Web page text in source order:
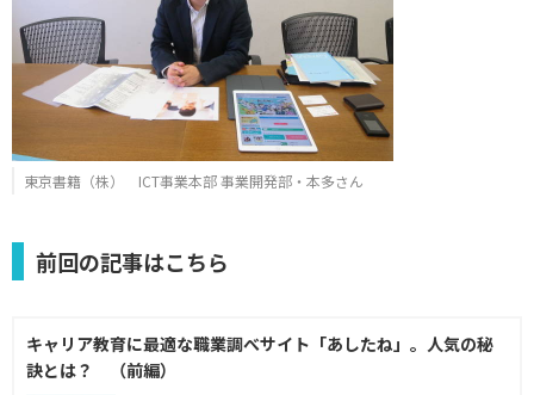
東京書籍（株） ICT事業本部 事業開発部・本多さん
前回の記事はこちら
キャリア教育に最適な職業調べサイト「あしたね」。人気の秘
訣とは？ （前編）